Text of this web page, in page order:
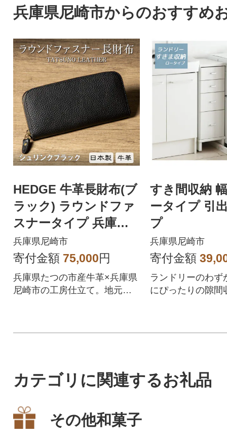
兵庫県尼崎市からのおすすめ
HEDGE 牛革長財布(ブ
ラック) ラウンドファ
スナータイプ 兵庫県
たつの市産の革を使用
兵庫県尼崎市
寄付金額 75,000円
兵庫県たつの市産牛革×兵庫県
尼崎市の工房仕立て。地元の
すき間収納
ータイプ 引
プ
兵庫県尼崎市
寄付金額
ランドリーのわず
にぴったりの隙間
カテゴリに関連するお礼品
その他和菓子